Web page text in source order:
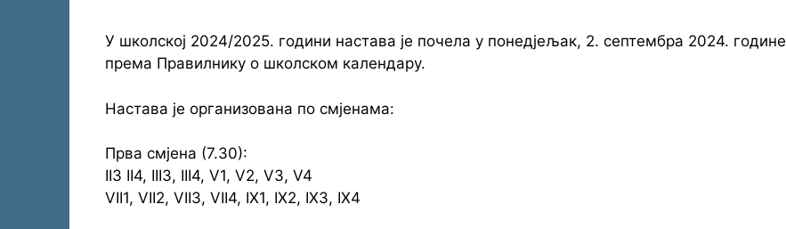
У школској 2024/2025. години настава је почела у понедјељак, 2. септембра 2024. године
према Правилнику о школском календару.
Настава је организована по смјенама:
Прва смјена (7.30):
II3 II4, III3, III4, V1, V2, V3, V4
VII1, VII2, VII3, VII4, IX1, IX2, IX3, IX4